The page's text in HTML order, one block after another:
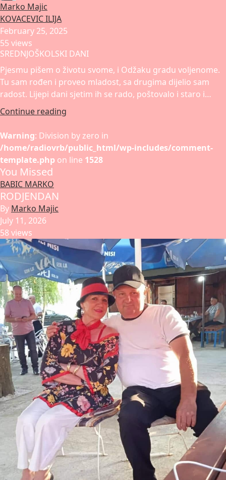
Marko Majic
KOVACEVIC ILIJA
February 25, 2025
55 views
SREDNJOŠKOLSKI DANI
Pjesmu pišem o životu svome, i Odžaku gradu voljenome.
Tu sam rođen i proveo mladost, sa drugima dijelio sam
radost. Lijepi dani sjetim ih se rado, poštovalo i staro i…
Continue reading
Warning: Division by zero in
/home/radiovrb/public_html/wp-includes/comment-
template.php on line 1528
You Missed
BABIC MARKO
RODJENDAN
By Marko Majic
July 11, 2026
58 views